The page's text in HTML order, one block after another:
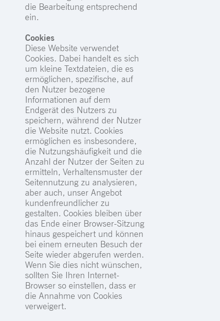
die Bearbeitung entsprechend
ein.
Cookies
Diese Website verwendet
Cookies. Dabei handelt es sich
um kleine Textdateien, die es
ermöglichen, spezifische, auf
den Nutzer bezogene
Informationen auf dem
Endgerät des Nutzers zu
speichern, während der Nutzer
die Website nutzt. Cookies
ermöglichen es insbesondere,
die Nutzungshäufigkeit und die
Anzahl der Nutzer der Seiten zu
ermitteln, Verhaltensmuster der
Seitennutzung zu analysieren,
aber auch, unser Angebot
kundenfreundlicher zu
gestalten. Cookies bleiben über
das Ende einer Browser-Sitzung
hinaus gespeichert und können
bei einem erneuten Besuch der
Seite wieder abgerufen werden.
Wenn Sie dies nicht wünschen,
sollten Sie Ihren Internet-
Browser so einstellen, dass er
die Annahme von Cookies
verweigert.